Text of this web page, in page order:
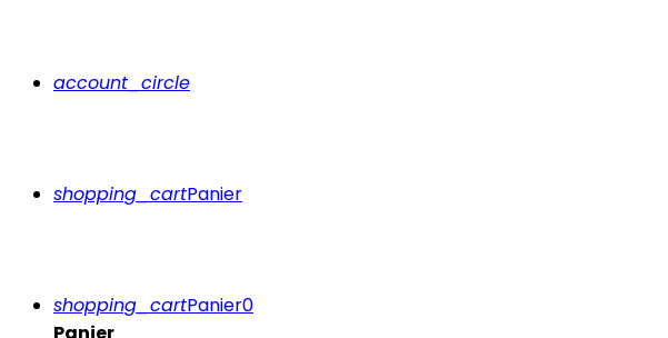
account_circle
shopping_cartPanier
shopping_cartPanier0